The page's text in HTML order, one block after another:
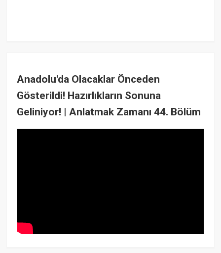
Anadolu'da Olacaklar Önceden
Gösterildi! Hazırlıkların Sonuna
Geliniyor! | Anlatmak Zamanı 44. Bölüm